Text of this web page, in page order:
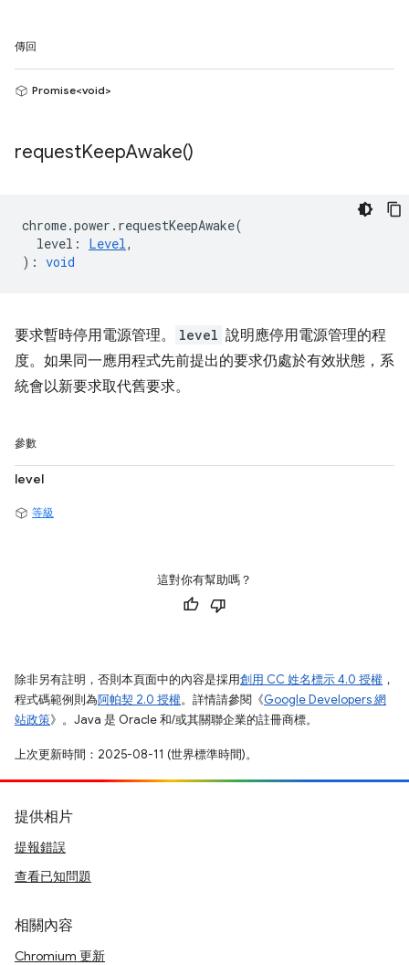
傳回
Promise<void>
requestKeepAwake()
chrome.power . requestKeepAwake(
level : Level,
) : void
要求暫時停用電源管理。 level 說明應停用電源管理的程
度。如果同一應用程式先前提出的要求仍處於有效狀態，系
統會以新要求取代舊要求。
參數
level
等級
這對你有幫助嗎？
除非另有註明，否則本頁面中的內容是採用創用 CC 姓名標示 4.0 授權 ，
程式碼範例則為阿帕契 2.0 授權。詳情請參閱《Google Developers 網
站政策》。Java 是 Oracle 和/或其關聯企業的註冊商標。
上次更新時間：2025-08-11 (世界標準時間)。
提供相片
提報錯誤
查看已知問題
相關內容
Chromium 更新